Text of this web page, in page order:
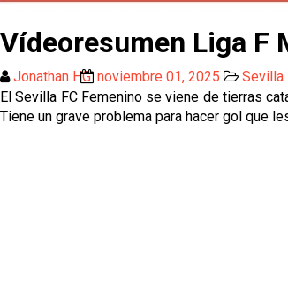
Vídeoresumen Liga F
Jonathan HG noviembre 01, 2025
Sevilla
El Sevilla FC Femenino se viene de tierras
Tiene un grave problema para hacer gol que